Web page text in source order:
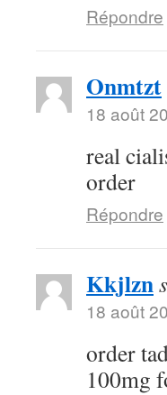
Répondre
Onmtzt
18 août
real
order
Répondre
Kkjlzn
18 août
order
100mg